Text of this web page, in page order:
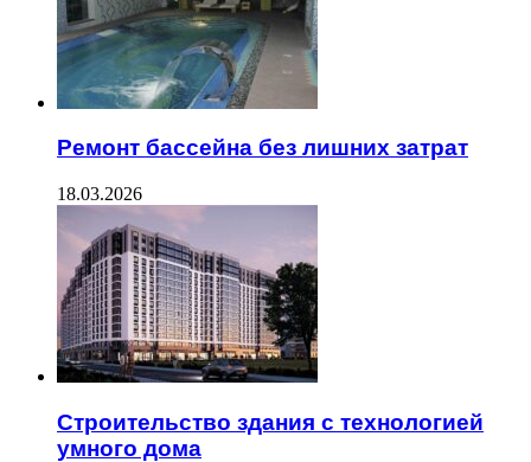
Ремонт бассейна без лишних затрат
18.03.2026
Строительство здания с технологией
умного дома